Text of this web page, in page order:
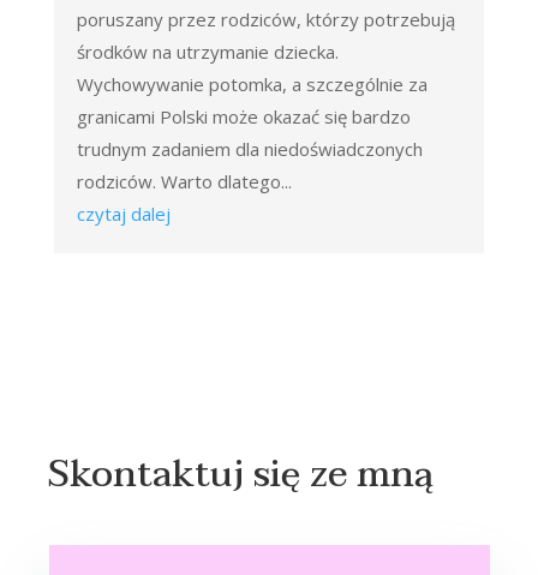
poruszany przez rodziców, którzy potrzebują
środków na utrzymanie dziecka.
Wychowywanie potomka, a szczególnie za
granicami Polski może okazać się bardzo
trudnym zadaniem dla niedoświadczonych
rodziców. Warto dlatego...
czytaj dalej
Skontaktuj się ze mną